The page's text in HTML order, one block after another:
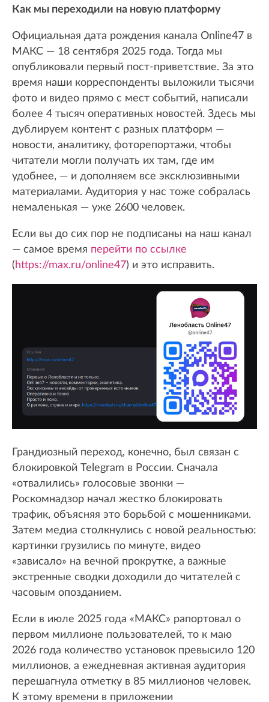
Как мы переходили на новую платформу
Официальная дата рождения канала Online47 в
МАКС — 18 сентября 2025 года. Тогда мы
опубликовали первый пост-приветствие. За это
время наши корреспонденты выложили тысячи
фото и видео прямо с мест событий, написали
более 4 тысяч оперативных новостей. Здесь мы
дублируем контент с разных платформ —
новости, аналитику, фоторепортажи, чтобы
читатели могли получать их там, где им
удобнее, — и дополняем все эксклюзивными
материалами. Аудитория у нас тоже собралась
немаленькая — уже 2600 человек.
Если вы до сих пор не подписаны на наш канал
— самое время перейти по ссылке
(https://max.ru/online47) и это исправить.
Грандиозный переход, конечно, был связан с
блокировкой Telegram в России. Сначала
«отвалились» голосовые звонки —
Роскомнадзор начал жестко блокировать
трафик, объясняя это борьбой с мошенниками.
Затем медиа столкнулись с новой реальностью:
картинки грузились по минуте, видео
«зависало» на вечной прокрутке, а важные
экстренные сводки доходили до читателей с
часовым опозданием.
Если в июле 2025 года «МАКС» рапортовал о
первом миллионе пользователей, то к маю
2026 года количество установок превысило 120
миллионов, а ежедневная активная аудитория
перешагнула отметку в 85 миллионов человек.
К этому времени в приложении